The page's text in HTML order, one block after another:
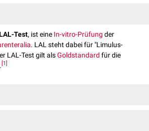
Test, ist eine In-vitro-Prüfung der
. LAL steht dabei für "Limulus-
LAL-Test gilt alsGoldstandard für die
1
mit einem Gel-bildenden Protein aus